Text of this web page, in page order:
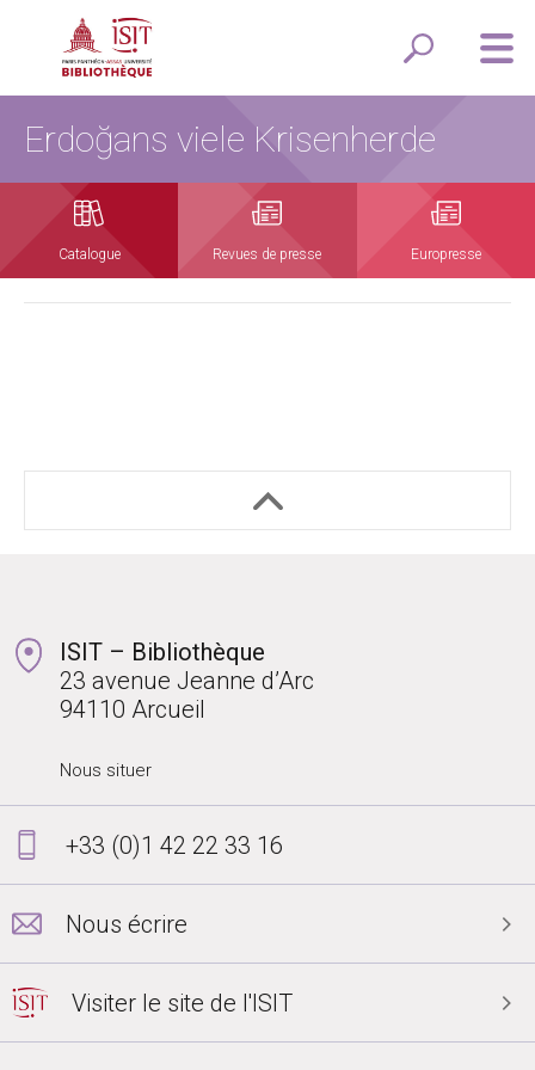
Erdoğans viele Krisenherde
Catalogue Revues de presse Europresse
ISIT – Bibliothèque
23 avenue Jeanne d’Arc
94110 Arcueil
Nous situer
+33 (0)1 42 22 33 16
Nous écrire
Visiter le site de l'ISIT